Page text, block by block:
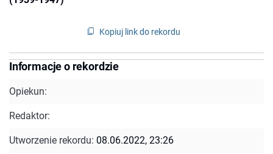
Kopiuj link do rekordu
Informacje o rekordzie
Opiekun:
Redaktor:
Utworzenie rekordu: 08.06.2022, 23:26